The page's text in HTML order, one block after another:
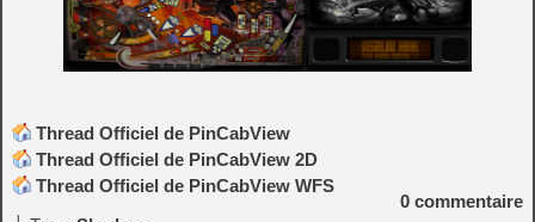
Thread Officiel de PinCabView
Thread Officiel de PinCabView 2D
Thread Officiel de PinCabView WFS
0 commentaire